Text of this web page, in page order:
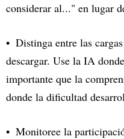
considerar al..." en lugar
Distinga entre las
descargar. Use la IA
importante que la
donde la dificultad
Monitoree la